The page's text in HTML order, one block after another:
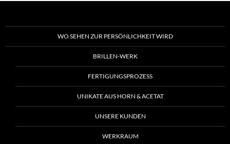
WO SEHEN ZUR PERSÖNLICHKEIT WIRD
BRILLEN-WERK
FERTIGUNGSPROZESS
UNIKATE AUS HORN & ACETAT
UNSERE KUNDEN
WERKRAUM